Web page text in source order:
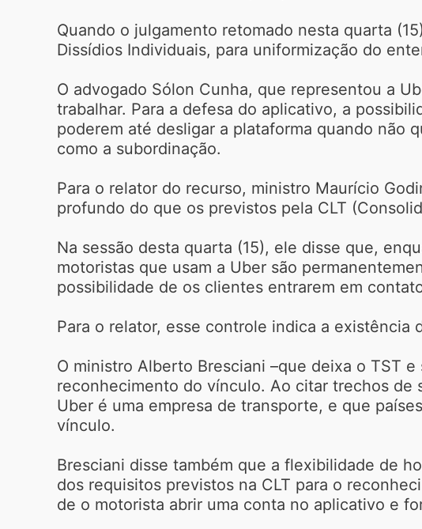
Quando o julgamento retomado nesta quarta
Dissídios Individuais, para uniformização do
O advogado Sólon Cunha, que representou a
trabalhar. Para a defesa do aplicativo, a
poderem até desligar a plataforma quando não
como a subordinação.
Para o relator do recurso, ministro Maurício
profundo do que os previstos pela CLT
Na sessão desta quarta (15), ele disse que,
motoristas que usam a Uber são
possibilidade de os clientes entrarem em
Para o relator, esse controle indica a existência
O ministro Alberto Bresciani –que deixa o TST
reconhecimento do vínculo. Ao citar trechos de
Uber é uma empresa de transporte, e que
vínculo.
Bresciani disse também que a flexibilidade de
dos requisitos previstos na CLT para o
de o motorista abrir uma conta no aplicativo e